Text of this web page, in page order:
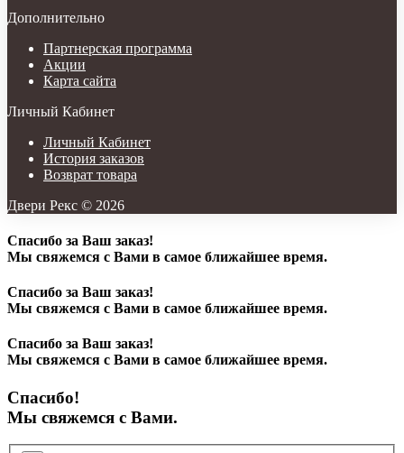
Дополнительно
Партнерская программа
Акции
Карта сайта
Личный Кабинет
Личный Кабинет
История заказов
Возврат товара
Двери Рекс © 2026
Спасибо за Ваш заказ!
Мы свяжемся с Вами в самое ближайшее время.
Спасибо за Ваш заказ!
Мы свяжемся с Вами в самое ближайшее время.
Спасибо за Ваш заказ!
Мы свяжемся с Вами в самое ближайшее время.
Спасибо!
Мы свяжемся с Вами.